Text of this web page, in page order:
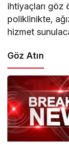
ihtiyaçları göz
poliklinikte,
hizmet
Göz Atın